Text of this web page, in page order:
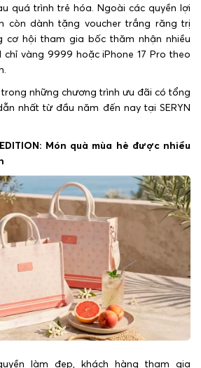
quá trình trẻ hóa. Ngoài các quyền lợi
còn dành tặng voucher trắng răng trị
cơ hội tham gia bốc thăm nhận nhiều
vàng 9999 hoặc iPhone 17 Pro theo
những chương trình ưu đãi có tổng
nhất từ đầu năm đến nay tại SERYN
EDITION: Món quà mùa hè được nhiều
làm đẹp, khách hàng tham gia